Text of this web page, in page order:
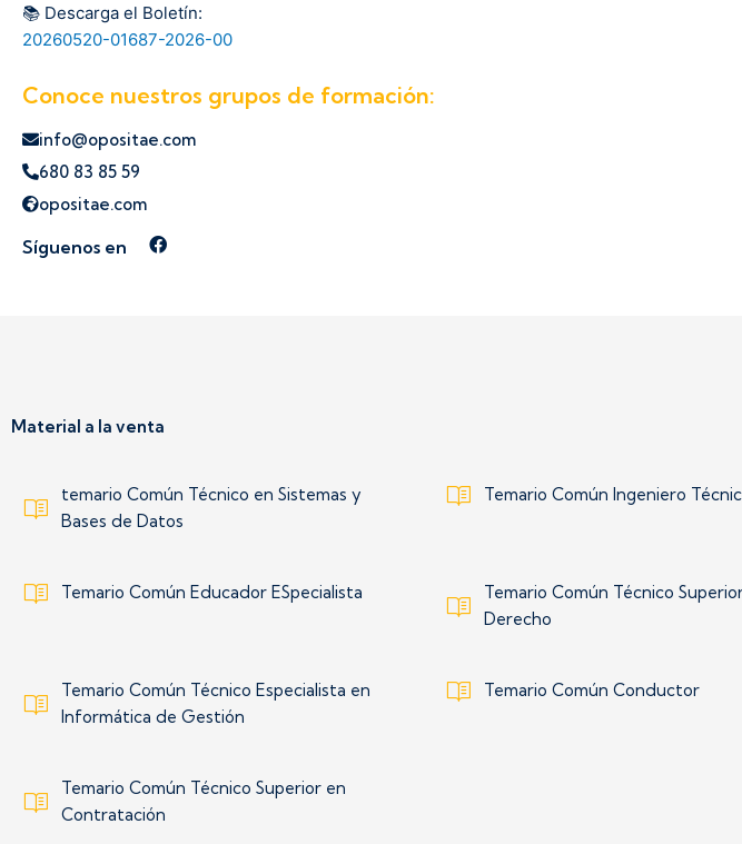
📚 Descarga el Boletín:
20260520-01687-2026-00
Conoce nuestros grupos de formación:
info@opositae.com
680 83 85 59
opositae.com
Síguenos en Síguenos en Facebook
Material a la venta
temario Común Técnico en Sistemas y
Bases de Datos
Temario Común Ingeniero
Temario Común Educador ESpecialista
Temario Común Técnico
Derecho
Temario Común Técnico Especialista en
Informática de Gestión
Temario Común Conductor
Temario Común Técnico Superior en
Contratación